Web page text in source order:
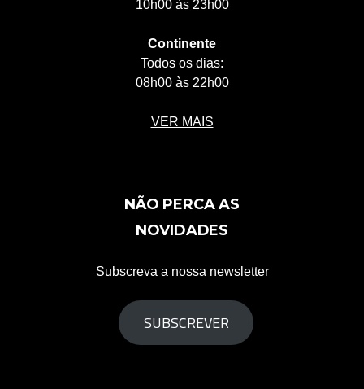
10h00 às 23h00
Continente
Todos os dias:
08h00 às 22h00
VER MAIS
NÃO PERCA AS
NOVIDADES
Subscreva a nossa newsletter
SUBSCREVER